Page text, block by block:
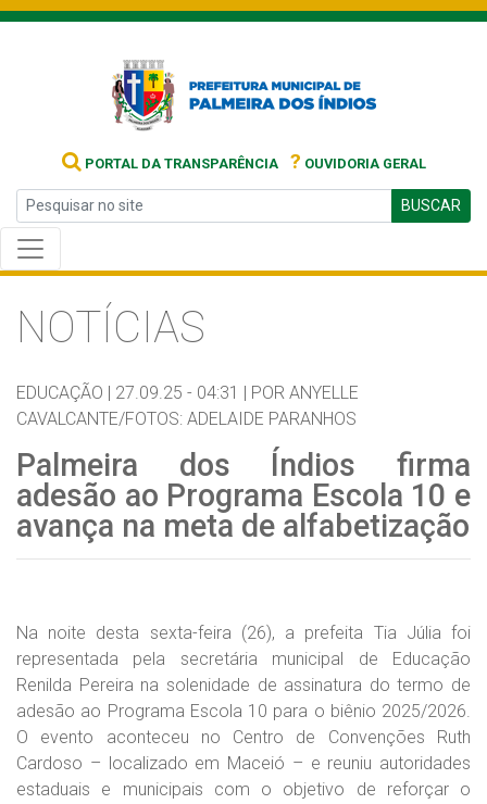
PORTAL DA TRANSPARÊNCIA ? OUVIDORIA GERAL
BUSCAR
NOTÍCIAS
EDUCAÇÃO | 27.09.25 - 04:31 | POR ANYELLE
CAVALCANTE/FOTOS: ADELAIDE PARANHOS
Palmeira dos Índios firma
adesão ao Programa Escola 10 e
avança na meta de alfabetização
Na noite desta sexta-feira (26), a prefeita Tia Júlia foi
representada pela secretária municipal de Educação
Renilda Pereira na solenidade de assinatura do termo de
adesão ao Programa Escola 10 para o biênio 2025/2026.
O evento aconteceu no Centro de Convenções Ruth
Cardoso – localizado em Maceió – e reuniu autoridades
estaduais e municipais com o objetivo de reforçar o